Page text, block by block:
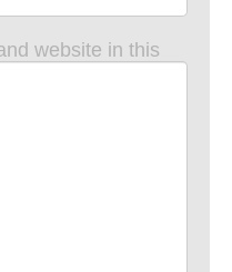
website in this
i comment.